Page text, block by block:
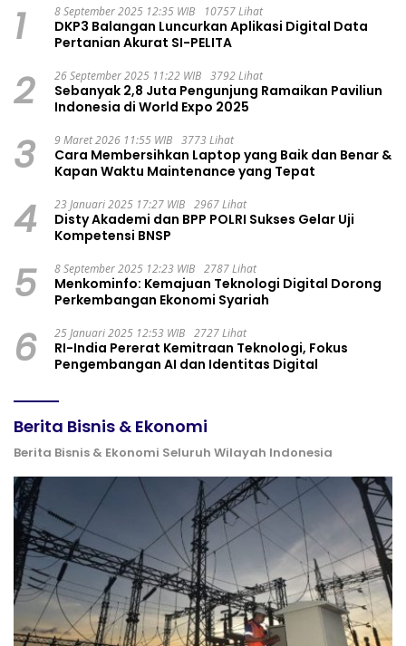
1 8 September 2025 12:35 WIB 10757 Lihat
DKP3 Balangan Luncurkan Aplikasi Digital Data
Pertanian Akurat SI-PELITA
2 26 September 2025 11:22 WIB 3792 Lihat
Sebanyak 2,8 Juta Pengunjung Ramaikan Paviliun
Indonesia di World Expo 2025
3 9 Maret 2026 11:55 WIB 3773 Lihat
Cara Membersihkan Laptop yang Baik dan Benar &
Kapan Waktu Maintenance yang Tepat
4 23 Januari 2025 17:27 WIB 2967 Lihat
Disty Akademi dan BPP POLRI Sukses Gelar Uji
Kompetensi BNSP
5 8 September 2025 12:23 WIB 2787 Lihat
Menkominfo: Kemajuan Teknologi Digital Dorong
Perkembangan Ekonomi Syariah
6 25 Januari 2025 12:53 WIB 2727 Lihat
RI-India Pererat Kemitraan Teknologi, Fokus
Pengembangan AI dan Identitas Digital
Berita Bisnis & Ekonomi
Berita Bisnis & Ekonomi Seluruh Wilayah Indonesia